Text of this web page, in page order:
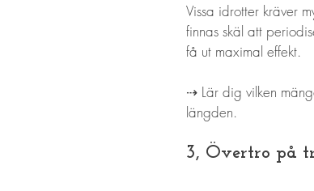
Vissa idrotter kräver
finnas skäl att
få ut maximal effekt.
⇢ Lär dig vilken
längden.
3, Övertro på